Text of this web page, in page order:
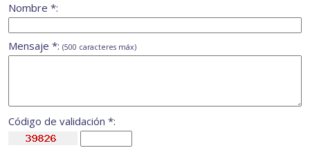
Nombre *:
Mensaje *: (500 caracteres máx)
Código de validación *: